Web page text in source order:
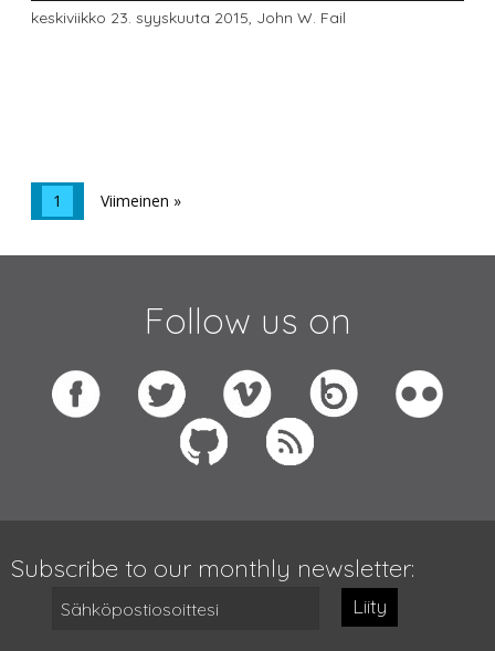
keskiviikko 23. syyskuuta 2015, John W. Fail
1 Viimeinen »
Follow us on
Subscribe to our monthly newsletter:
Liity